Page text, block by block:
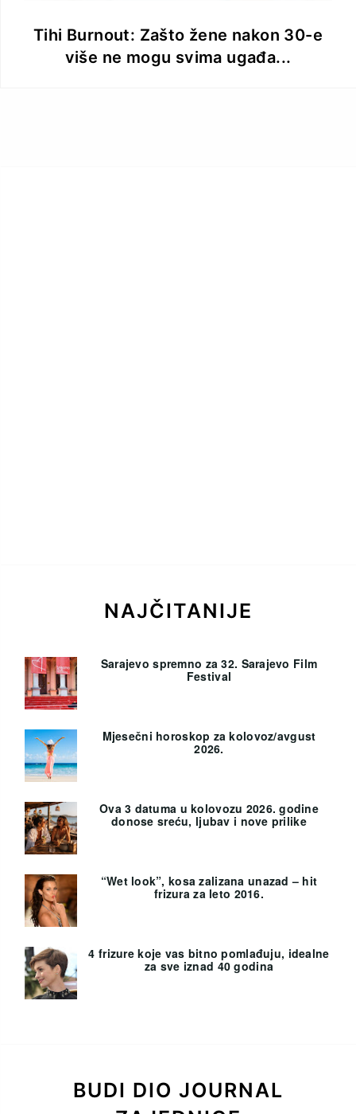
Tihi Burnout: Zašto žene nakon 30-e
više ne mogu svima ugađa...
NAJČITANIJE
Sarajevo spremno za 32. Sarajevo Film
Festival
Mjesečni horoskop za kolovoz/avgust
2026.
Ova 3 datuma u kolovozu 2026. godine
donose sreću, ljubav i nove prilike
“Wet look”, kosa zalizana unazad – hit
frizura za leto 2016.
4 frizure koje vas bitno pomlađuju, idealne
za sve iznad 40 godina
BUDI DIO JOURNAL